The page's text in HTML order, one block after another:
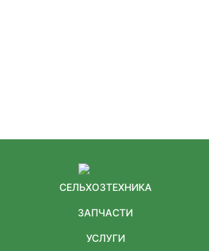
СЕЛЬХОЗТЕХНИКА
ЗАПЧАСТИ
УСЛУГИ